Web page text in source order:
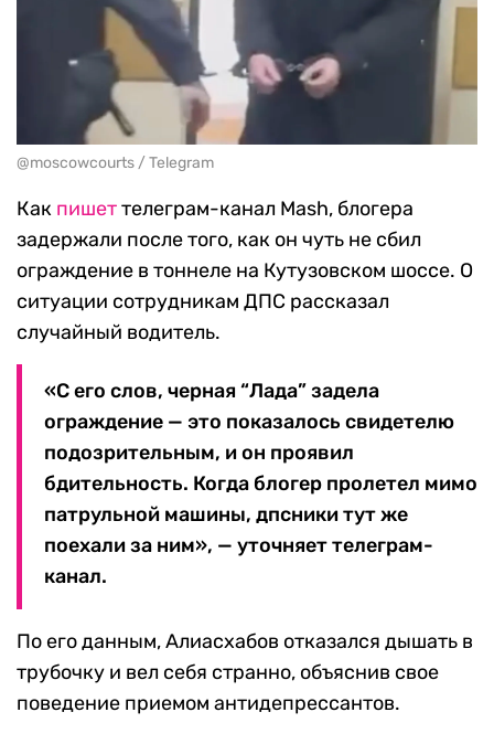
@moscowcourts / Telegram
Как пишеттелеграм-канал Mash, блогера
задержали после того, как он чуть не сбил
ограждение в тоннеле на Кутузовском шоссе. О
ситуации сотрудникам ДПС рассказал
случайный водитель.
«С его слов, черная “Лада” задела
ограждение — это показалось свидетелю
подозрительным, и он проявил
бдительность. Когда блогер пролетел мимо
патрульной машины, дпсники тут же
поехали за ним», — уточняет телеграм-
канал.
По его данным, Алиасхабов отказался дышать в
трубочку и вел себя странно, объяснив свое
поведение приемом антидепрессантов.